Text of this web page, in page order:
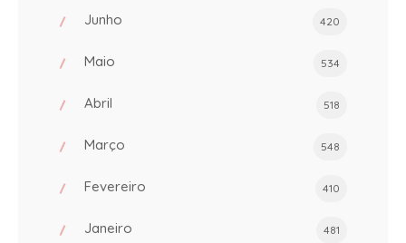
Junho 420
Maio 534
Abril 518
Março 548
Fevereiro 410
Janeiro 481